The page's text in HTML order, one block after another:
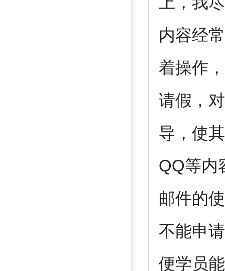
内容经
着操作
请假，
导，使
QQ等内
邮件的
不能申
便学员